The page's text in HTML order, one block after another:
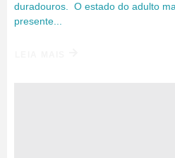
duradouros. O estado do adulto
presente...